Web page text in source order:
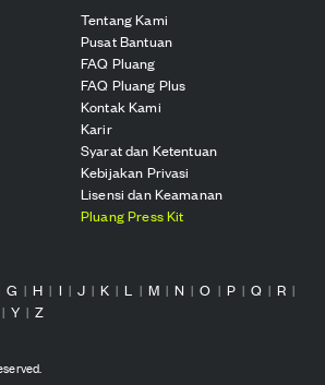
Tentang Kami
Pusat Bantuan
FAQ Pluang
FAQ Pluang Plus
Kontak Kami
Karir
Syarat dan Ketentuan
Kebijakan Privasi
Lisensi dan Keamanan
Pluang Press Kit
G | H | I | J | K | L | M | N | O | P | Q | R |
| Y | Z